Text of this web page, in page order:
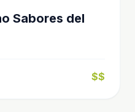
Sabores del
$$